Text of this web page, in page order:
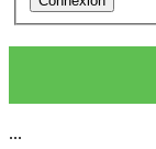
...